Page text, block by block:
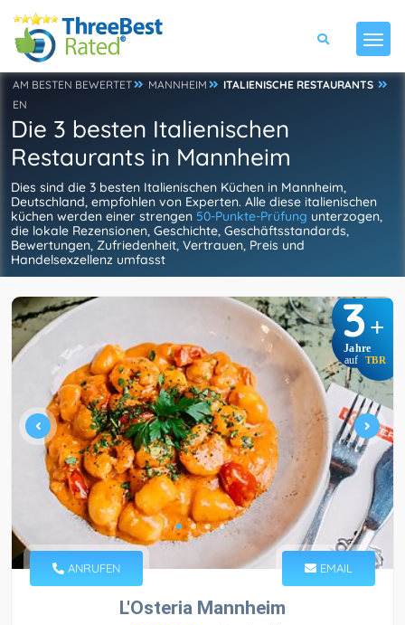
AM BESTEN BEWERTET MANNHEIM
ITALIENISCHE RESTAURANTS
EN
Die 3 besten Italienischen
Restaurants in Mannheim
Dies sind die 3 besten Italienischen Küchen in Mannheim,
Deutschland, empfohlen von Experten. Alle diese italienischen
küchen werden einer strengen 50-Punkte-Prüfung unterzogen,
die lokale Rezensionen, Geschichte, Geschäftsstandards,
Bewertungen, Zufriedenheit, Vertrauen, Preis und
Handelsexzellenz umfasst
3+
Jahre
auf TBR
ANRUFEN EMAIL
L'Osteria Mannheim